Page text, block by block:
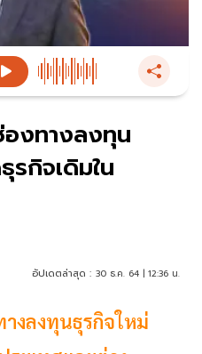
งทางลงทุน
กิจเดิมใน
อัปเดตล่าสุด : 30 ธ.ค. 64 | 12:36 น.
งลงทุนธุรกิจใหม่